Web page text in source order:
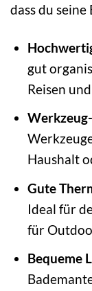
dass du
gut
Reisen
Haushalt
Gute
Ideal für
für
Bequeme